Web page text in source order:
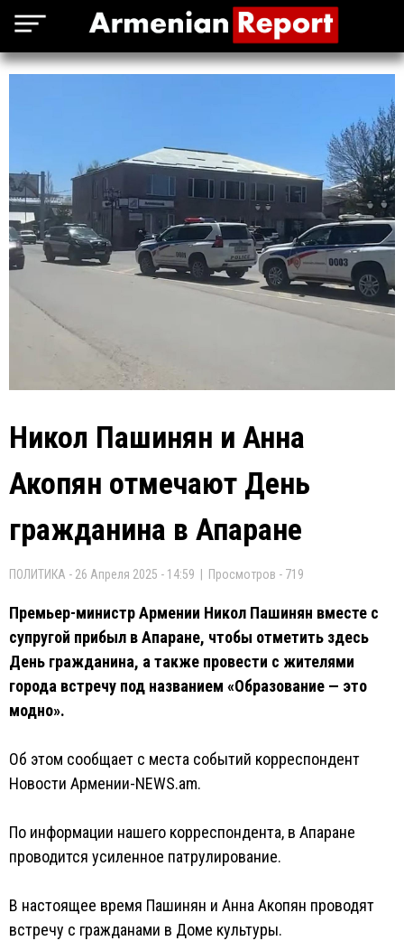
Никол Пашинян и Анна
Акопян отмечают День
гражданина в Апаране
ПОЛИТИКА - 26 Апреля 2025 - 14:59 | Просмотров - 719
Премьер-министр Армении Никол Пашинян вместе с
супругой прибыл в Апаране, чтобы отметить здесь
День гражданина, а также провести с жителями
города встречу под названием «Образование — это
модно».
Об этом сообщает с места событий корреспондент
Новости Армении-NEWS.am.
По информации нашего корреспондента, в Апаране
проводится усиленное патрулирование.
В настоящее время Пашинян и Анна Акопян проводят
встречу с гражданами в Доме культуры.